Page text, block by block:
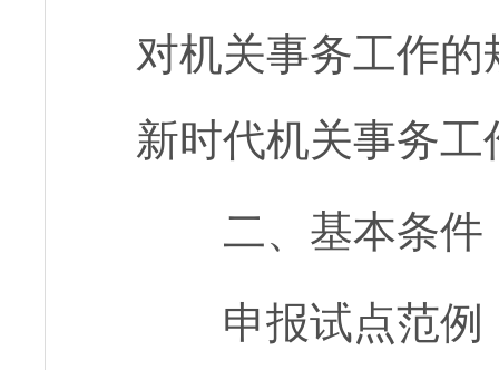
对机关事务工作
新时代机关事务
二、基本条件
申报试点范